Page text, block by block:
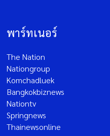
พาร์ทเนอร์
The Nation
Nationgroup
Komchadluek
Bangkokbiznews
Nationtv
Springnews
Thainewsonline